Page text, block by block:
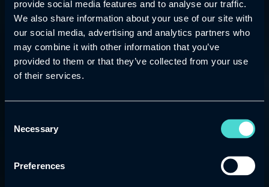
provide social media features and to analyse our traffic.
We also share information about your use of our site with
our social media, advertising and analytics partners who
may combine it with other information that you’ve
provided to them or that they’ve collected from your use
of their services.
Selection
Necessary
Preferences
AWS Go Live
Haluatko viedä AWS:n kokeilusta oikeaan
käyttöön tuotantoympäristössä